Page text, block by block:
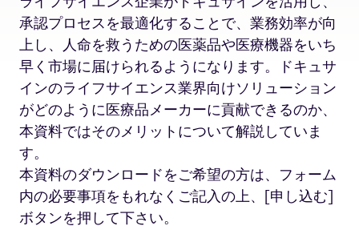
承認プロセスを最適化することで、業務効率が向
上し、人命を救うための医薬品や医療機器をいち
早く市場に届けられるようになります。ドキュサ
インのライフサイエンス業界向けソリューション
がどのように医療品メーカーに貢献できるのか、
本資料ではそのメリットについて解説していま
す。
本資料のダウンロードをご希望の方は、フォーム
内の必要事項をもれなくご記入の上、 [申し込む]
ボタンを押して下さい。